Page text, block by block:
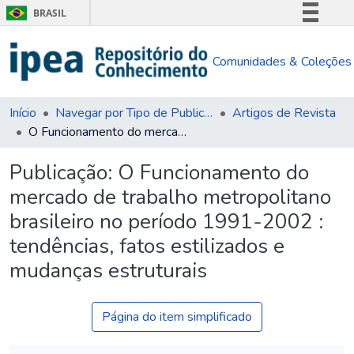
BRASIL
Comunica BR
Acesso à informação
Comunidades & Coleções
Início Navegar por Tipo de Publicação
Artigos de Revista
O Funcionamento do mercado de trabalho metropolitano brasileiro no período 1991-2002 : tendências, fatos estilizados e mudanças estruturais
Publicação: O Funcionamento do
mercado de trabalho metropolitano
brasileiro no período 1991-2002 :
tendências, fatos estilizados e
mudanças estruturais
Página do item simplificado